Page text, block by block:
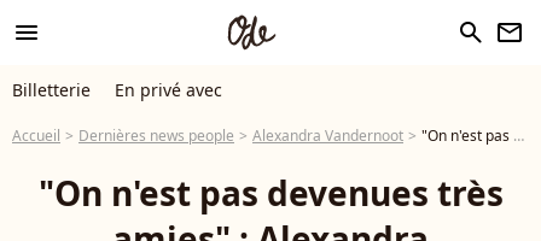
menu search newsletter
Billetterie En privé avec
Accueil Dernières news people Alexandra Vandernoot "On n'est pas devenues très amies" : Alexandra Vandernoot (Ici tout commence) sans filtre sur sa relation avec une ancienne partenaire à l'écran
"On n'est pas devenues très